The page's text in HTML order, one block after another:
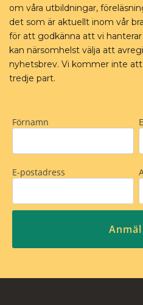
om våra utbildningar,
det som är aktuellt inom vår
för att godkänna att vi
kan närsomhelst välja att
nyhetsbrev. Vi kommer inte
tredje part.